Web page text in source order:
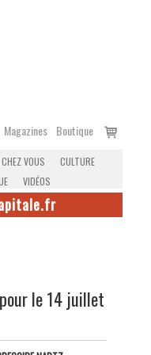
Magazines Boutique
Voir
VOUS
CULTURE
VIDÉOS
le 14 juillet